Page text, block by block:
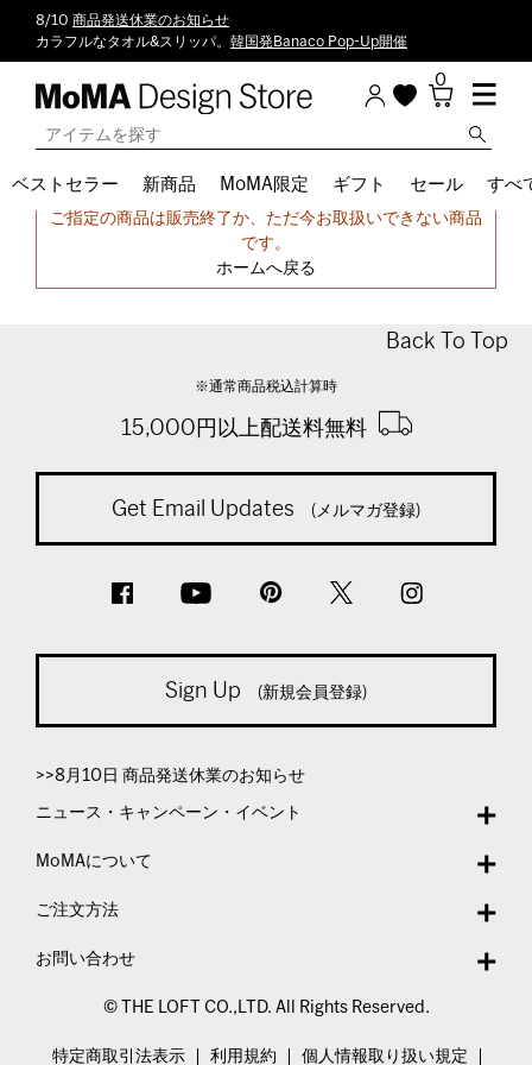
8/10 商品発送休業のお知らせ
カラフルなタオル&スリッパ。 韓国発Banaco Pop-Up開催
0
ベストセラー 新商品 MoMA限定 ギフト セール すべ
申し訳ございません。
ご指定の商品は販売終了か、ただ今お取扱いできない商品
です。
ホームへ戻る
Back To Top
※通常商品税込計算時
15,000円以上配送料無料
Get Email Updates (メルマガ登録)
Sign Up (新規会員登録)
>>8月10日 商品発送休業のお知らせ
ニュース・キャンペーン・イベント
MoMAについて
ご注文方法
お問い合わせ
© THE LOFT CO.,LTD. All Rights Reserved.
特定商取引法表示 利用規約 個人情報取り扱い規定